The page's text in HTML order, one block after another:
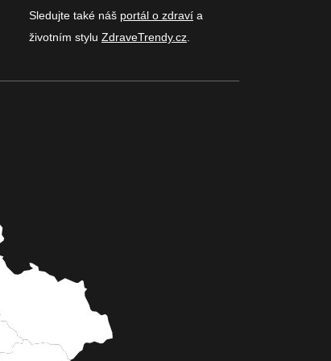
Sledujte také náš portál o zdraví a
životním stylu ZdraveTrendy.cz